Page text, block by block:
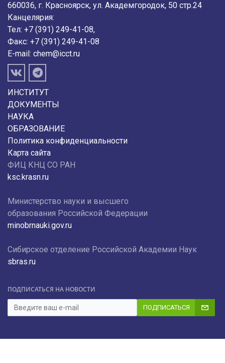
660036, г. Красноярск, ул. Академгородок, 50 стр.24
Канцелярия:
Тел: +7 (391) 249-41-08,
Факс: +7 (391) 249-41-08
E-mail: chem@icct.ru
ИНСТИТУТ
ДОКУМЕНТЫ
НАУКА
ОБРАЗОВАНИЕ
Политика конфиденциальности
Карта сайта
ФИЦ КНЦ СО РАН
ksc.krasn.ru
Министерство науки и высшего
образования Российской Федерации
minobrnauki.gov.ru
Сибирское отделение Российской Академии Наук
sbras.ru
ПОДПИСАТЬСЯ НА НОВОСТИ
ПОДПИСАТЬСЯ